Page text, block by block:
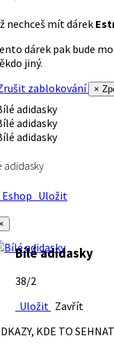
nechceš mít dárek
dárek pak bude
jiný.
zablokování
×
adidasky
Uložit
Bílé adidasky
38/2
Uložit Zavřít
KDE TO SEHNAT